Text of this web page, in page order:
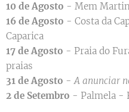
10 de Agosto - Mem
16 de Agosto - Costa da
Caparica
17 de Agosto - Praia do
praias
31 de Agosto -A anunciar
2 de Setembro - Palmela -